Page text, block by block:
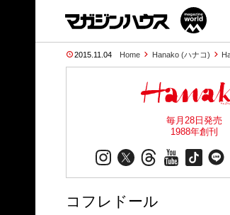
2015.11.04 Home Hanako (ハナコ)
毎月28日発売
1988年創刊
コフレドール